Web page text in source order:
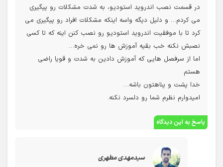
در قسمت نصب اندروید استودیو، به شدت مشکلات رو پیگیری
می کردم… و دلیل دیگه واسه اینکه مشکلات افراد رو پیگیری می
کرد تا با موفقیت اندروید استودیو رو نصب کنن اینه که تا کسی
نصبش نکنه خب بقیه آموزش ها رو نمی خره…
اما از سرفصل هایی که آموزش دادین به شدت و قویا راضی
هستم
خدا پشت و پناهتون باشه…
امیدوارم نظرم شما رو دلسرد نکنه.
پاسخ به این دیدگاه
سیدمهدی مطهری